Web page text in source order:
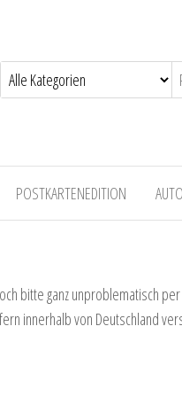
POSTKARTENEDITION
bitte ganz unproblematisch
innerhalb von Deutschland